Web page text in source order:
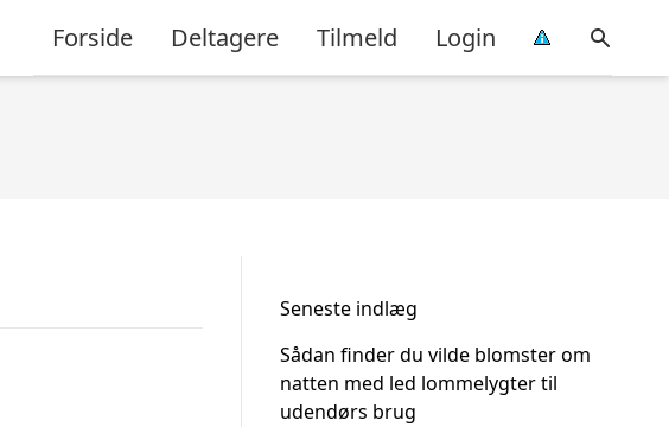
Forside Deltagere Tilmeld Login
Seneste indlæg
Sådan finder du vilde blomster om
natten med led lommelygter til
udendørs brug